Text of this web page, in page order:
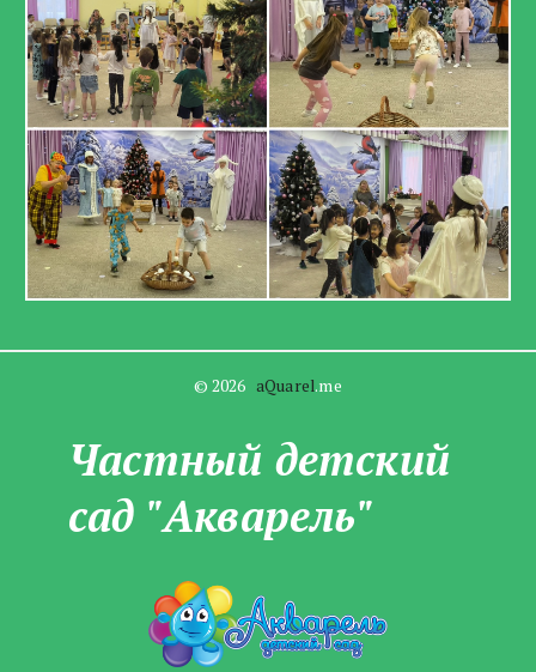
© 2026 aQuarel.me
Частны­­й детский
сад "Акварель"